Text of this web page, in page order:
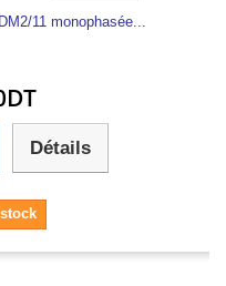
11 monophasée...
Détails